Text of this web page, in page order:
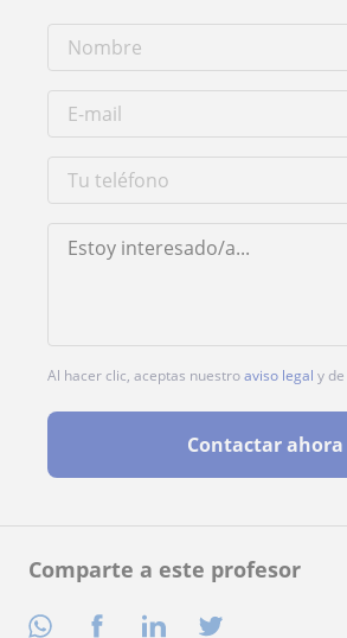
Comparte a este profesor
Al hacer clic, aceptas nuestroaviso legal y de
Contactar ahora